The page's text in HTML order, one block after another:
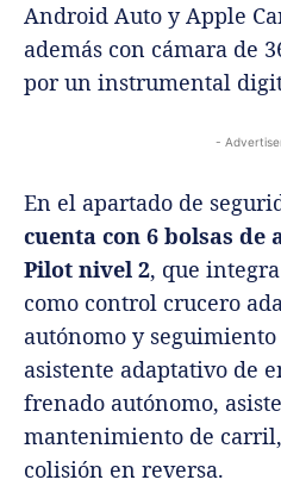
Android Auto y Apple
además con cámara de
por un instrumental
-
En el apartado de
cuenta con 6 bolsas de
Pilot nivel 2, que
como control crucero
autónomo y
asistente adaptativo de
frenado autónomo,
mantenimiento de
colisión en reversa.